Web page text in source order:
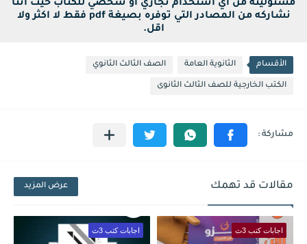
مسئوليته من أي استخدام تجاري أو شخصي للكتاب حيث اننا
نشاركه من المصادر التي توفره بصيغة pdf فقط لا اكثر ولا
اقل.
الأقسام الثانوية العامة الصف الثالث الثانوي
الكتب الخارجية للصف الثالث الثانوى
مقالات قد تهمك عرض المزيد
اجابات كتب 3ث اجابات كتب 3ث